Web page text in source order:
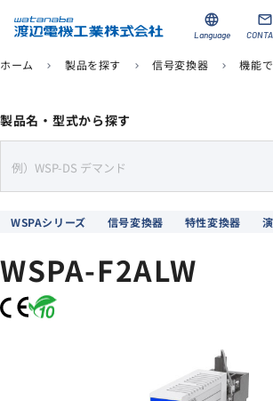
製品を探す
language
Language
mail
ホーム chevron_right 製品を探す chevron_right 信号変換器 chevron_right 機能
製品名・型式から探す
WSPAシリーズ 信号変換器 特性変換器
WSPA-F2ALW